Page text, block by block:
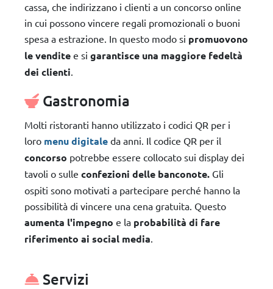
Gastronomia
Molti ristoranti hanno utilizzato i codici QR per i
loro menu digitale da anni. Il codice QR per il
concorso potrebbe essere collocato sui display dei
tavoli o sulle confezioni delle banconote. Gli
ospiti sono motivati a partecipare perché hanno la
possibilità di vincere una cena gratuita. Questo
aumenta l'impegno e la probabilità di fare
riferimento ai social media
cassa, che indirizzano i clienti a un concorso online
in cui possono vincere regali promozionali o buoni
spesa a estrazione. In questo modo si promuovono
le vendite e si garantisce una maggiore fedeltà
dei clienti
Servizi